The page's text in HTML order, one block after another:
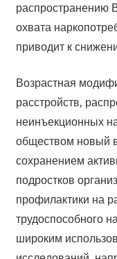
охвата
приводит к
Возрастная
расстройств,
неинъекционных
обществом новый
сохранением
подростков
профилактики на
трудоспособного
широким